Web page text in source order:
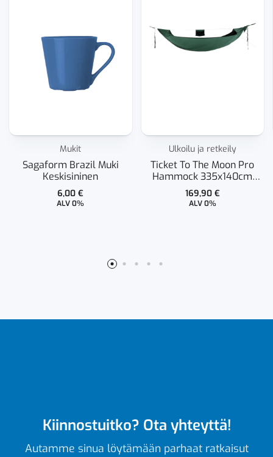
Mukit
Sagaform Brazil Muki
Keskisininen
6,00€
ALV 0%
Ulkoilu ja retkeily
Ticket To The Moon Pro
Hammock 335x140cm
Green
169,90 €
ALV 0%
Kiinnostuitko? Ota yhteyttä!
Autamme sinua löytämään parhaat ratkaisut